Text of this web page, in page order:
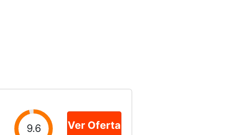
9.6 Ver Oferta